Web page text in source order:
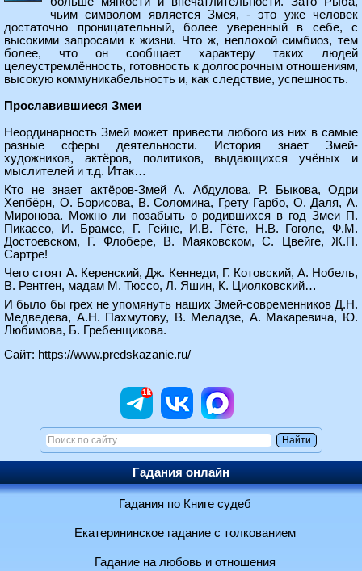
чьим символом является Змея, - это уже человек
достаточно проницательный, более уверенный в себе, с
высокими запросами к жизни. Что ж, неплохой симбиоз, тем
более, что он сообщает характеру таких людей
целеустремлённость, готовность к долгосрочным отношениям,
высокую коммуникабельность и, как следствие, успешность.
Прославившиеся Змеи
Неординарность Змей может привести любого из них в самые
разные сферы деятельности. История знает Змей-
художников, актёров, политиков, выдающихся учёных и
мыслителей и т.д. Итак…
Кто не знает актёров-Змей А. Абдулова, Р. Быкова, Одри
Хепбёрн, О. Борисова, В. Соломина, Грету Гарбо, О. Даля, А.
Миронова. Можно ли позабыть о родившихся в год Змеи П.
Пикассо, И. Брамсе, Г. Гейне, И.В. Гёте, Н.В. Гоголе, Ф.М.
Достоевском, Г. Флобере, В. Маяковском, С. Цвейге, Ж.П.
Сартре!
Чего стоят А. Керенский, Дж. Кеннеди, Г. Котовский, А. Нобель,
В. Рентген, мадам М. Тюссо, Л. Яшин, К. Циолковский…
И было бы грех не упомянуть наших Змей-современников Д.Н.
Медведева, А.Н. Пахмутову, В. Меладзе, А. Макаревича, Ю.
Любимова, Б. Гребенщикова.
Сайт: https://www.predskazanie.ru/
Гадания онлайн
Гадания по Книге судеб
Екатерининское гадание с толкованием
Гадание на любовь и отношения